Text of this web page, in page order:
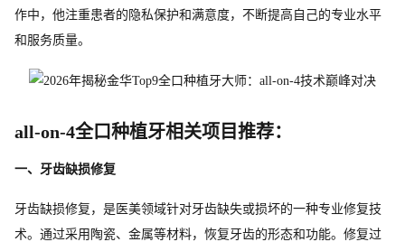
作中，他注重患者的隐私保护和满意度，不断提高自己的专业水平
和服务质量。
all-on-4全口种植牙相关项目推荐：
一、牙齿缺损修复
牙齿缺损修复，是医美领域针对牙齿缺失或损坏的一种专业修复技
术。通过采用陶瓷、金属等材料，恢复牙齿的形态和功能。修复过